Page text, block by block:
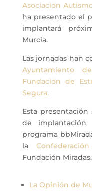
Asociación
ha presentado el
implantará
Murcia.
Las jornadas han
Ayuntamiento
Fundación de
Segura.
Esta
de implantación
programa
la
Fundación Miradas.
La Opinión de